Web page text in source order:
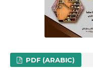
PDF (ARABIC)